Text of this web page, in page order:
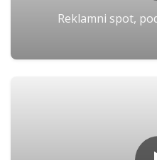
Reklamni spot,